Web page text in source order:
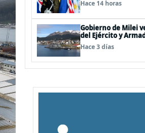
Chile
Hace 14 horas
Gobierno de Milei
del Ejército y
y Ushuaia
Hace 3 días